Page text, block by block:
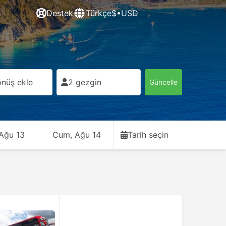
Destek Türkçe$•USD
ekle 2 gezgin Güncelle
13 Cum, Ağu 14 Tarih seçin